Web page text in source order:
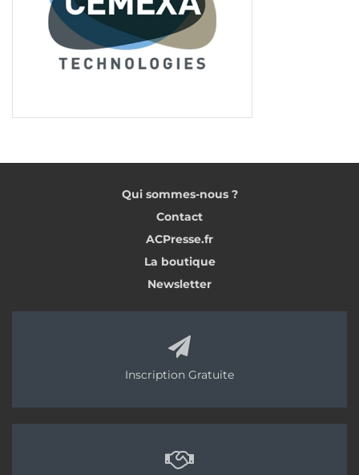
Qui sommes-nous ?
Contact
ACPresse.fr
La boutique
Newsletter
Inscription Gratuite